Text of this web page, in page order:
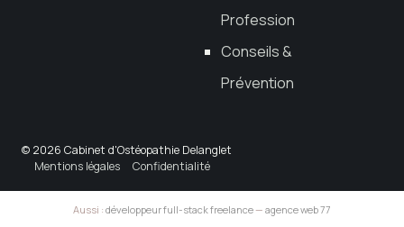
Profession
Conseils &
Prévention
© 2026 Cabinet d'Ostéopathie Delanglet
Mentions légales
Confidentialité
Aussi : développeur full-stack freelance— agence web 77